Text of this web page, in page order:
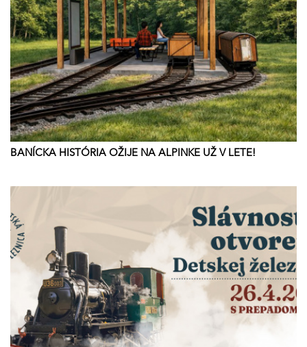
BANÍCKA HISTÓRIA OŽIJE NA ALPINKE UŽ V LETE!